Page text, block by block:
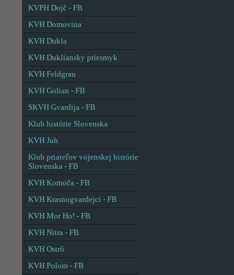
KVPH Dojč - FB
KVH Domovina
KVH Dukla
KVH Dukliansky priesmyk
KVH Feldgrau
KVH Golian - FB
SKVH Gvardija - FB
Klub histórie Slovenska
KVH Juh
Klub priateľov vojenskej histórie
Slovenska - FB
KVH Komoča - FB
KVH Krasnogvardejci - FB
KVH Mor Ho! - FB
KVH Nitra - FB
KVH Ostrô
KVH Polom - FB